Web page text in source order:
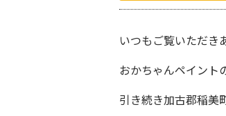
いつもご覧いただき
おかちゃんペイント
引き続き加古郡稲美